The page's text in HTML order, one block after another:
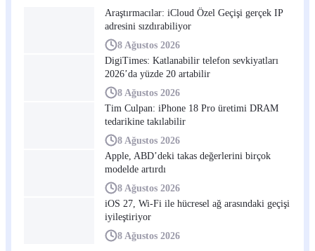
Araştırmacılar: iCloud Özel Geçişi gerçek IP
adresini sızdırabiliyor
8 Ağustos 2026
DigiTimes: Katlanabilir telefon sevkiyatları
2026’da yüzde 20 artabilir
8 Ağustos 2026
Tim Culpan: iPhone 18 Pro üretimi DRAM
tedarikine takılabilir
8 Ağustos 2026
Apple, ABD’deki takas değerlerini birçok
modelde artırdı
8 Ağustos 2026
iOS 27, Wi-Fi ile hücresel ağ arasındaki geçişi
iyileştiriyor
8 Ağustos 2026